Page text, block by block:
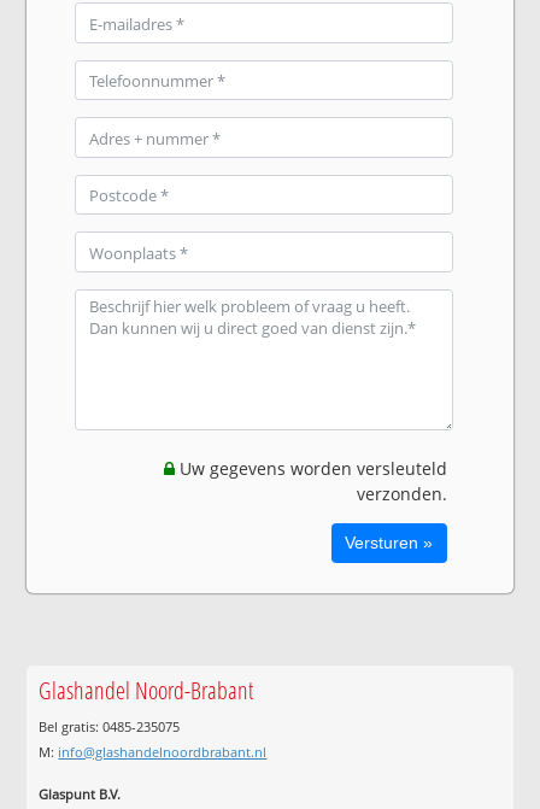
Uw gegevens worden versleuteld
verzonden.
Glashandel Noord-Brabant
Bel gratis: 0485-235075
M: info@glashandelnoordbrabant.nl
Glaspunt B.V.